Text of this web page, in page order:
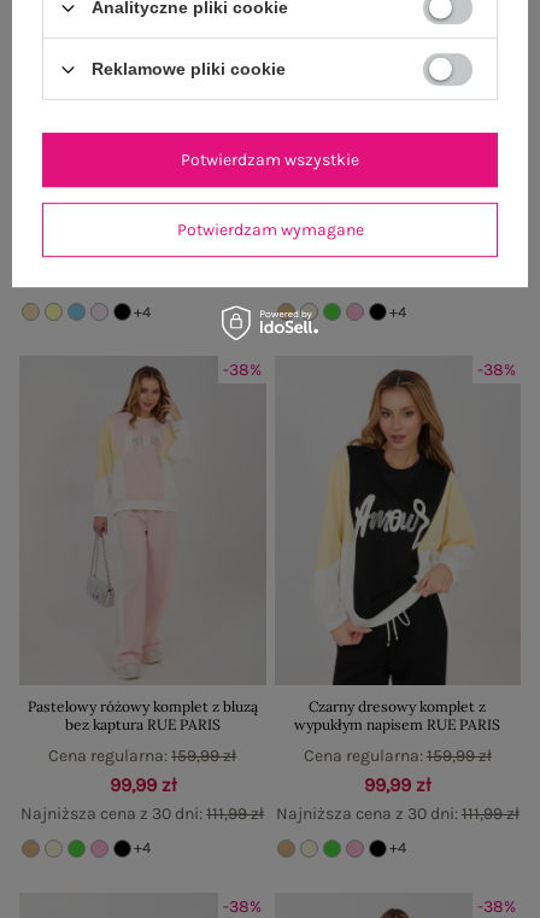
Beżowy casualowy komplet z
aplikacjami RUE PARIS
159,99 zł
+4
Pastelowy niebieski dresowy
komplet z cekinami RUE PARIS
+4
-38%
Pastelowy różowy komplet z bluzą
bez kaptura RUE PARIS
99,99 zł
Najniższa cena z 30 dni:111,99 zł
Cena regularna:159,99 zł
+4
-38%
Czarny dresowy komplet z
wypukłym napisem RUE PARIS
99,99 zł
Najniższa cena z 30 dni:111,99 zł
Cena regularna:159,99 zł
+4
-38% -38%
Analityczne pliki cookie
Reklamowe pliki cookie
Potwierdzam wymagane
Potwierdzam wszystkie